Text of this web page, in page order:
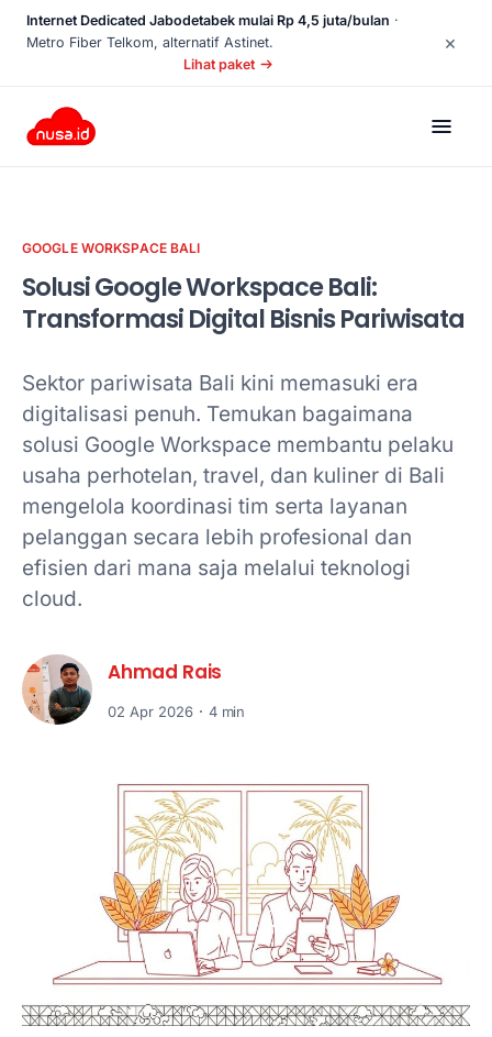
Internet Dedicated Jabodetabek mulai Rp 4,5 juta/bulan ·
Metro Fiber Telkom, alternatif Astinet.
Lihat paket
×
GOOGLE WORKSPACE BALI
Solusi Google Workspace Bali:
Transformasi Digital Bisnis Pariwisata
Sektor pariwisata Bali kini memasuki era
digitalisasi penuh. Temukan bagaimana
solusi Google Workspace membantu pelaku
usaha perhotelan, travel, dan kuliner di Bali
mengelola koordinasi tim serta layanan
pelanggan secara lebih profesional dan
efisien dari mana saja melalui teknologi
cloud.
Ahmad Rais
02 Apr 2026 4 min